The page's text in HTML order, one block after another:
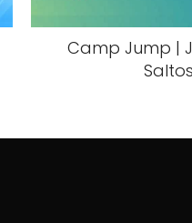
Camp Jump |
Saltos